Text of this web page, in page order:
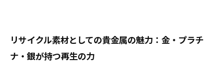
リサイクル素材としての貴金属の魅力：金・プラチ
ナ・銀が持つ再生の力